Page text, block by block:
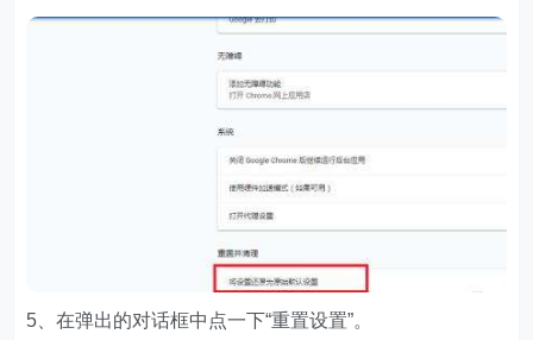
5、在弹出的对话框中点一下“重置设置”。